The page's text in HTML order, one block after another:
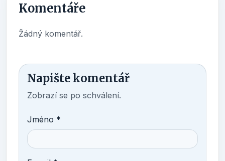
Komentáře
Žádný komentář.
Napište komentář
Zobrazí se po schválení.
Jméno *